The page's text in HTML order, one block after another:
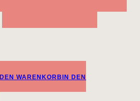
WARENKORBIN DEN